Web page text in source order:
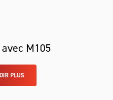
avec M105
PLUS